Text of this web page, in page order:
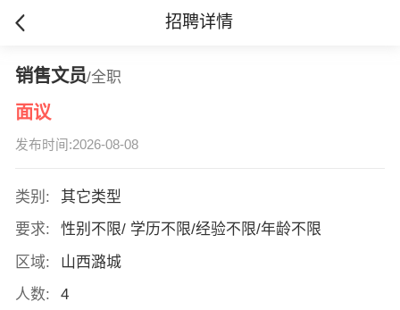
招聘详情
销售文员/全职
面议
发布时间:2026-08-08
类别:
其它类型
要求:
性别不限/ 学历不限/经验不限/年龄不限
区域:
山西潞城
人数:
4